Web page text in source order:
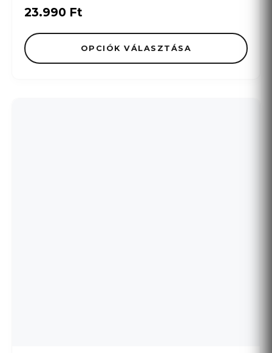
23.990 Ft
OPCIÓK VÁLASZTÁSA